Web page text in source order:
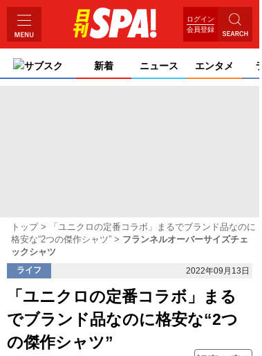
ログイン
会員登録
サブスク 新着 ニュース エンタメ
トップ
「ユニクロの定番コラボ」まるでブランド品なのに
格安な“2つの傑作シャツ”
フランネルオーバーサイズチェ
ックシャツ
ライフ 2022年09月13日
「ユニクロの定番コラボ」まる
でブランド品なのに格安な“2つ
の傑作シャツ”